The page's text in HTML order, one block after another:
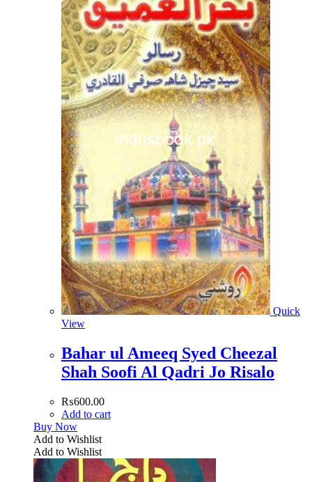
Quick
View
Bahar ul Ameeq Syed Cheezal
Shah Soofi Al Qadri Jo Risalo
₨600.00
Add to cart
Buy Now
Add to Wishlist
Add to Wishlist